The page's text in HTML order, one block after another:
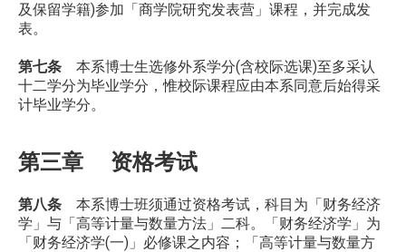
及保留学籍)参加「商学院研究发表营」课程，并完成发
表。
第七条 本系博士生选修外系学分(含校际选课)至多采认
十二学分为毕业学分，惟校际课程应由本系同意后始得采
计毕业学分。
第三章 资格考试
第八条 本系博士班须通过资格考试，科目为「财务经济
学」与「高等计量与数量方法」二科。「财务经济学」为
「财务经济学(一)」必修课之内容；「高等计量与数量方